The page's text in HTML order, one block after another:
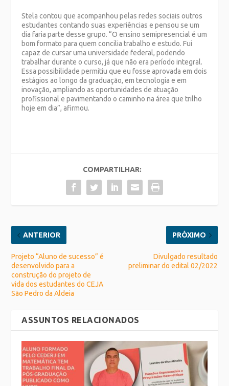
Stela contou que acompanhou pelas redes sociais outros
estudantes contando suas experiências e pensou se um
dia faria parte desse grupo. “O ensino semipresencial é um
bom formato para quem concilia trabalho e estudo. Fui
capaz de cursar uma universidade federal, podendo
trabalhar durante o curso, já que não era período integral.
Essa possibilidade permitiu que eu fosse aprovada em dois
estágios ao longo da graduação, em tecnologia e em
inovação, ampliando as oportunidades de atuação
profissional e pavimentando o caminho na área que trilho
hoje em dia”, afirmou.
COMPARTILHAR:
ANTERIOR
Projeto “Aluno de sucesso” é
desenvolvido para a
construção do projeto de
vida dos estudantes do CEJA
São Pedro da Aldeia
PRÓXIMO
Divulgado resultado
preliminar do edital 02/2022
ASSUNTOS RELACIONADOS